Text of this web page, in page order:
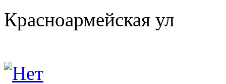
Красноармейская ул